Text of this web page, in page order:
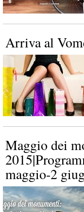
Arriva al
Maggio dei
maggio-2